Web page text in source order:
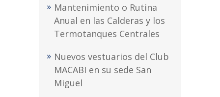
Mantenimiento o Rutina
Anual en las Calderas y los
Termotanques Centrales
Nuevos vestuarios del Club
MACABI en su sede San
Miguel